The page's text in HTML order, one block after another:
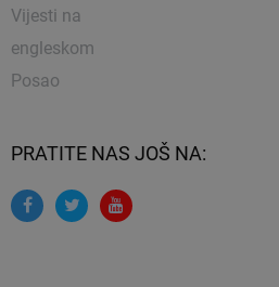
Vijesti na
engleskom
Posao
PRATITE NAS JOŠ NA: